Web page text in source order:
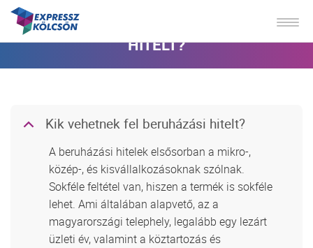
KIK VEHETNEK FEL BERUHÁZÁSI
HITELT?
B Kik vehetnek fel beruházási hitelt?
A beruházási hitelek elsősorban a mikro-,
közép-, és kisvállalkozásoknak szólnak.
Sokféle feltétel van, hiszen a termék is sokféle
lehet. Ami általában alapvető, az a
magyarországi telephely, legalább egy lezárt
üzleti év, valamint a köztartozás és